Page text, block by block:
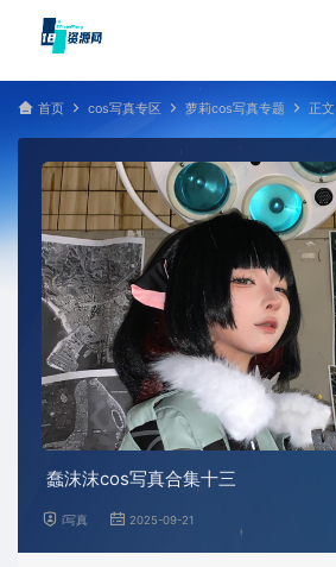
首页 cos写真专区 萝莉cos写真专题 正文
蠢沫沫cos写真合集十三
i写真 2025-09-21